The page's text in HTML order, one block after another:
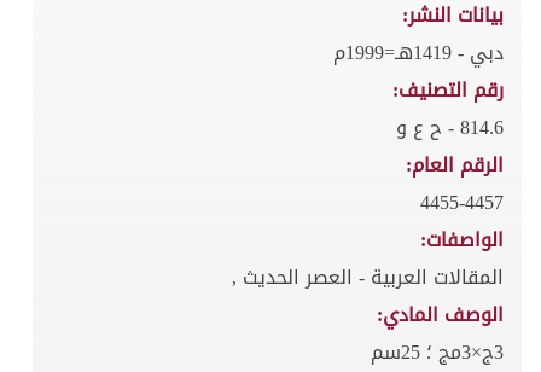
بيانات النشر:
دبي - 1419هـ=1999م
رقم التصنيف:
814.6 - ح ع و
الرقم العام:
4455-4457
الواصفات:
المقالات العربية - العصر الحديث ,
الوصف المادي:
3ج×3مج ؛ 25سم